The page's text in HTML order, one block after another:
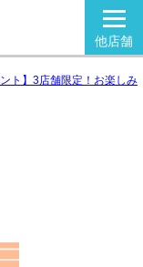
他店舗
ント】3店舗限定！お楽しみ